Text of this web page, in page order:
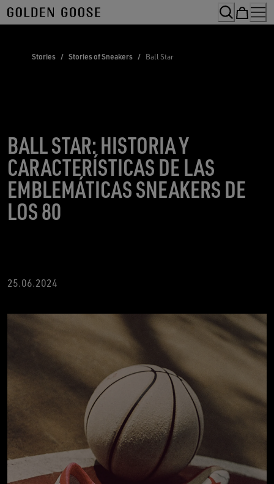
Skip
to
Stories / Stories of Sneakers / Ball Star
BALL STAR: HISTORIA Y
CARACTERÍSTICAS DE LAS
EMBLEMÁTICAS SNEAKERS DE
LOS 80
25.06.2024